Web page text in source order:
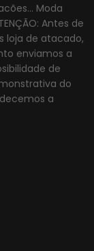
Moda
Antes de
loja de atacado,
enviamos a
de
do
a